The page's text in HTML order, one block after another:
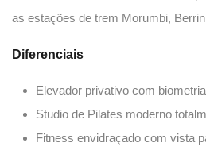
as estações de trem Morumbi,
Diferenciais
Elevador privativo com
Studio de Pilates moderno
Fitness envidraçado com vista